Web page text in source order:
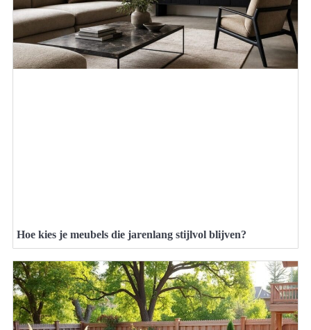
Hoe kies je meubels die jarenlang stijlvol blijven?